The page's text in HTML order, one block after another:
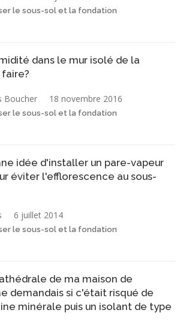
le sous-sol et la fondation
dans le mur isolé de la
Boucher 18 novembre 2016
le sous-sol et la fondation
idée d'installer un pare-vapeur
éviter l'efflorescence au sous-
6 juillet 2014
le sous-sol et la fondation
de ma maison de
demandais si c'était risqué de
minérale puis un isolant de type